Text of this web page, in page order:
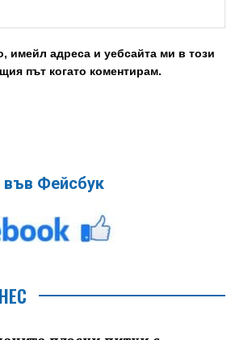
имейл адреса и уебсайта ми в този
път когато коментирам.
във Фейсбук